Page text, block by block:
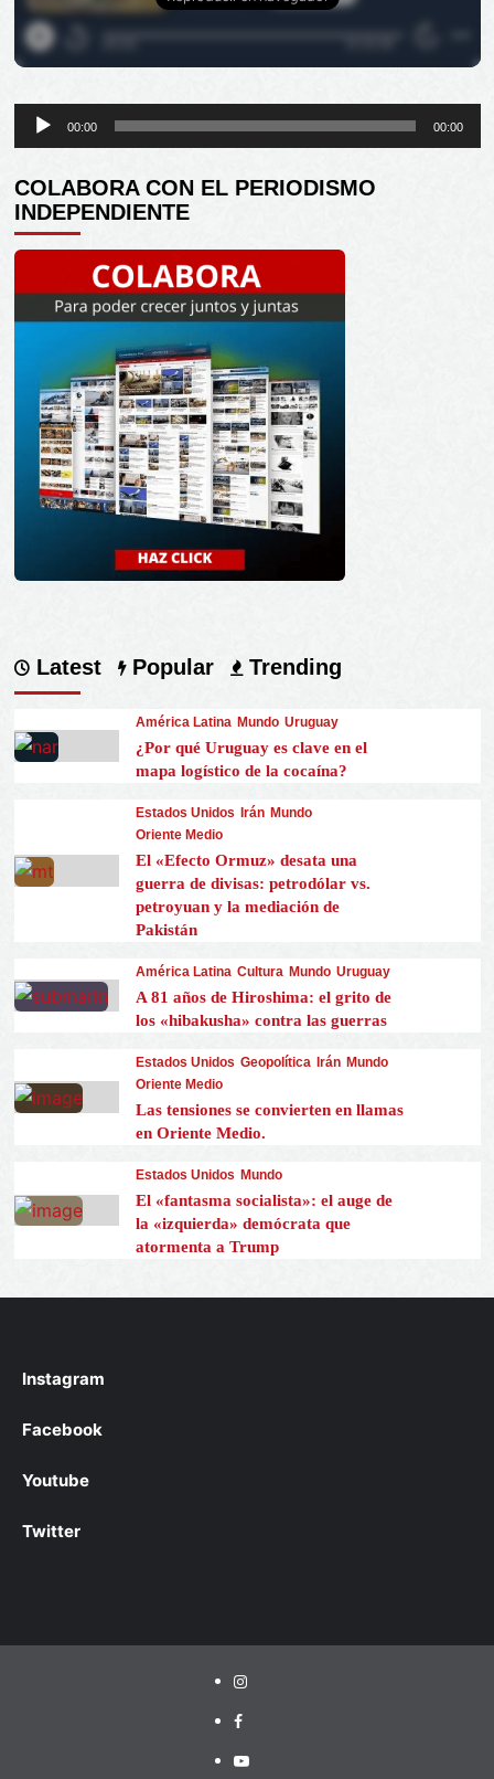
Reproductor
de
audio
00:00 00:00
COLABORA CON EL PERIODISMO
INDEPENDIENTE
Latest Popular Trending
América Latina Mundo Uruguay
¿Por qué Uruguay es clave en el
mapa logístico de la cocaína?
Estados Unidos Irán Mundo
Oriente Medio
El «Efecto Ormuz» desata una
guerra de divisas: petrodólar vs.
petroyuan y la mediación de
Pakistán
América Latina Cultura Mundo Uruguay
A 81 años de Hiroshima: el grito de
los «hibakusha» contra las guerras
Estados Unidos Geopolítica Irán Mundo
Oriente Medio
Las tensiones se convierten en llamas
en Oriente Medio.
Estados Unidos Mundo
El «fantasma socialista»: el auge de
la «izquierda» demócrata que
atormenta a Trump
Instagram
Facebook
Youtube
Twitter